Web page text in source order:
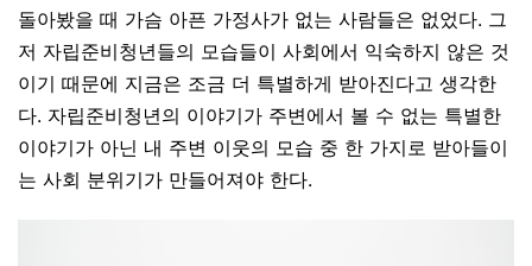
돌아봤을 때 가슴 아픈 가정사가 없는 사람들은 없었다. 그
저 자립준비청년들의 모습들이 사회에서 익숙하지 않은 것
이기 때문에 지금은 조금 더 특별하게 받아진다고 생각한
다. 자립준비청년의 이야기가 주변에서 볼 수 없는 특별한
이야기가 아닌 내 주변 이웃의 모습 중 한 가지로 받아들이
는 사회 분위기가 만들어져야 한다.